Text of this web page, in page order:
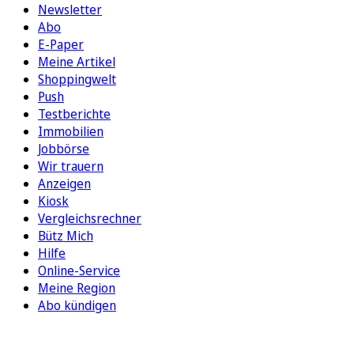
Newsletter
Abo
E-Paper
Meine Artikel
Shoppingwelt
Push
Testberichte
Immobilien
Jobbörse
Wir trauern
Anzeigen
Kiosk
Vergleichsrechner
Bütz Mich
Hilfe
Online-Service
Meine Region
Abo kündigen